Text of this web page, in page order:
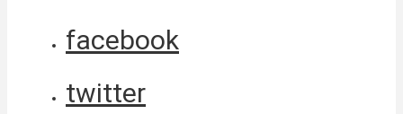
facebook
twitter